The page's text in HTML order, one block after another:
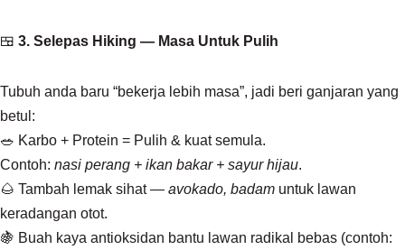
🍱 3. Selepas Hiking — Masa Untuk Pulih
Tubuh anda baru “bekerja lebih masa”, jadi beri ganjaran yang
betul:
🥗 Karbo + Protein = Pulih & kuat semula.
Contoh: nasi perang + ikan bakar + sayur hijau.
🌰 Tambah lemak sihat — avokado, badam untuk lawan
keradangan otot.
🍇 Buah kaya antioksidan bantu lawan radikal bebas (contoh: